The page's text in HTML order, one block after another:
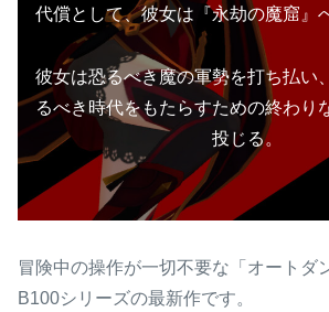
代償として、彼女は『永劫の魔窟』
彼女は恐るべき魔の軍勢を打ち払い
るべき時代をもたらすための終わり
投じる。
冒険中の操作が一切不要な「オートダ
B100シリーズの最新作です。